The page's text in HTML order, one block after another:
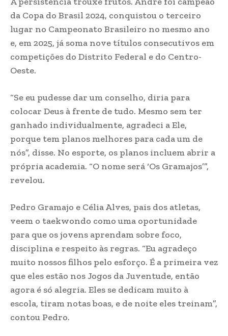
da Copa do Brasil 2024, conquistou o terceiro
lugar no Campeonato Brasileiro no mesmo ano
e, em 2025, já soma nove títulos consecutivos em
competições do Distrito Federal e do Centro-
Oeste.
“Se eu pudesse dar um conselho, diria para
colocar Deus à frente de tudo. Mesmo sem ter
ganhado individualmente, agradeci a Ele,
porque tem planos melhores para cada um de
nós”, disse. No esporte, os planos incluem abrir a
própria academia. “O nome será ‘Os Gramajos’”,
revelou.
Pedro Gramajo e Célia Alves, pais dos atletas,
veem o taekwondo como uma oportunidade
para que os jovens aprendam sobre foco,
disciplina e respeito às regras. “Eu agradeço
muito nossos filhos pelo esforço. É a primeira vez
que eles estão nos Jogos da Juventude, então
agora é só alegria. Eles se dedicam muito à
escola, tiram notas boas, e de noite eles treinam”,
contou Pedro.